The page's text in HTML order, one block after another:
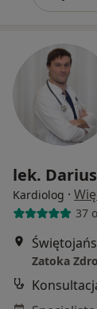
lek.
Kardiolog ·
37
Zatoka